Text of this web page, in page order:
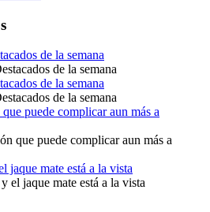
de la semana
de la semana
puede complicar aun más a
jaque mate está a la vista